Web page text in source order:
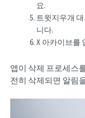
요.
트윗지우개
니다.
X 아카이브를
앱이 삭제 프로세스
전히 삭제되면 알림